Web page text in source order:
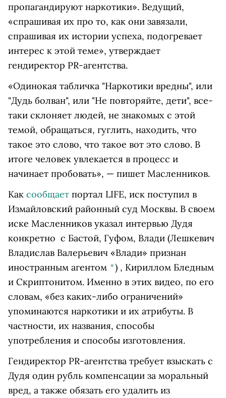
пропагандируют наркотики». Ведущий,
«спрашивая их про то, как они завязали,
спрашивая их истории успеха, подогревает
интерес к этой теме», утверждает
гендиректор PR-агентства.
«Одинокая табличка "Наркотики вредны", или
"Дудь болван", или "Не повторяйте, дети", все-
таки склоняет людей, не знакомых с этой
темой, обращаться, гуглить, находить, что
такое это слово, что такое вот это слово. В
итоге человек увлекается в процесс и
начинает пробовать», — пишет Масленников.
Как сообщает портал LIFE, иск поступил в
Измайловский районный суд Москвы. В своем
иске Масленников указал интервью Дудя
конкретно с Бастой, Гуфом, Влади (Лешкевич
Владислав Валерьевич «Влади» признан
иностранным агентом *) , Кириллом Бледным
и Скриптонитом. Именно в этих видео, по его
словам, «без каких-либо ограничений»
упоминаются наркотики и их атрибуты. В
частности, их названия, способы
употребления и способы изготовления.
Гендиректор PR-агентства требует взыскать с
Дудя один рубль компенсации за моральный
вред, а также обязать его удалить из